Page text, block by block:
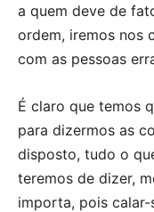
a quem deve de
ordem, iremos nos
com as pessoas
É claro que temos
para dizermos as
disposto, tudo o
teremos de dizer,
importa, pois calar-